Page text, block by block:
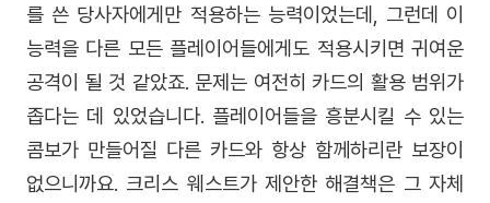
를 쓴 당사자에게만 적용하는 능력이었는데, 그런데 이
능력을 다른 모든 플레이어들에게도 적용시키면 귀여운
공격이 될 것 같았죠. 문제는 여전히 카드의 활용 범위가
좁다는 데 있었습니다. 플레이어들을 흥분시킬 수 있는
콤보가 만들어질 다른 카드와 항상 함께하리란 보장이
없으니까요. 크리스 웨스트가 제안한 해결책은 그 자체